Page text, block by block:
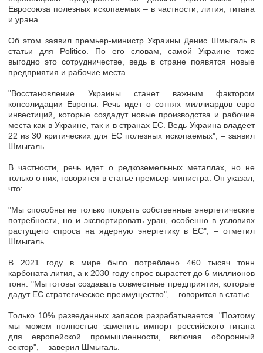
Евросоюза полезных ископаемых – в частности, лития, титана
и урана.
Об этом заявил премьер-министр Украины Денис Шмыгаль в
статьи для Politico. По его словам, самой Украине тоже
выгодно это сотрудничестве, ведь в стране появятся новые
предприятия и рабочие места.
"Восстановление Украины станет важным фактором
консолидации Европы. Речь идет о сотнях миллиардов евро
инвестиций, которые создадут новые производства и рабочие
места как в Украине, так и в странах ЕС. Ведь Украина владеет
22 из 30 критических для ЕС полезных ископаемых", – заявил
Шмыгаль.
В частности, речь идет о редкоземельных металлах, но не
только о них, говорится в статье премьер-министра. Он указал,
что:
"Мы способны не только покрыть собственные энергетические
потребности, но и экспортировать уран, особенно в условиях
растущего спроса на ядерную энергетику в ЕС", – отметил
Шмыгаль.
В 2021 году в мире было потреблено 460 тысяч тонн
карбоната лития, а к 2030 году спрос вырастет до 6 миллионов
тонн. "Мы готовы создавать совместные предприятия, которые
дадут ЕС стратегическое преимущество", – говорится в статье.
Только 10% разведанных запасов разрабатывается. "Поэтому
мы можем полностью заменить импорт российского титана
для европейской промышленности, включая оборонный
сектор", – заверил Шмыгаль.